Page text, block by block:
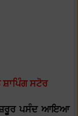
ਸਟੋਰ
ਜ਼ਰੂਰ ਪਸੰਦ ਆਇਆ